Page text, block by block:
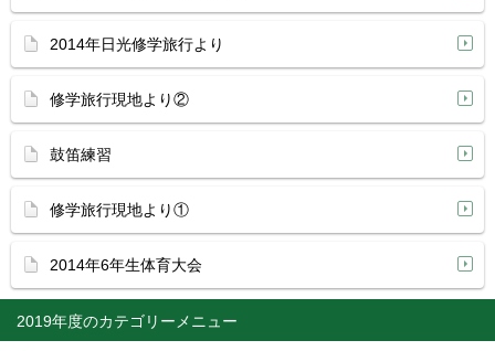
2019年度
2014年日光修学旅行より
修学旅行現地より②
鼓笛練習
修学旅行現地より①
2014年6年生体育大会